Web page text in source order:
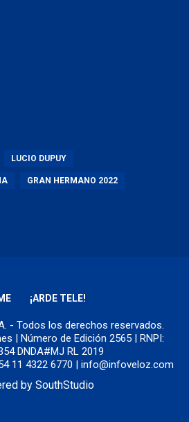
LUCIO DUPUY
GRAN HERMANO 2022
¡ARDE TELE!
- Todos los derechos reservados.
| Número de Edición 2565 | RNPI:
DNDA#MJ RL 2019
11 4322 6770 | info@infoveloz.com
by SouthStudio